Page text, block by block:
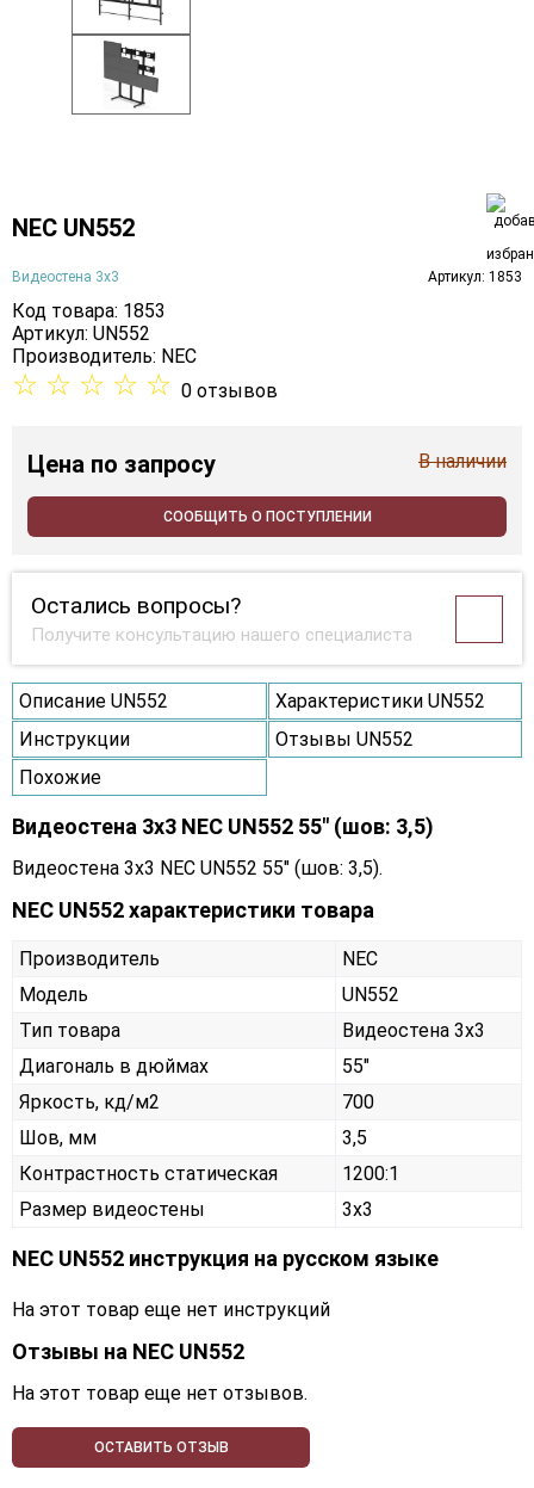
NEC UN552
Видеостена 3х3 Артикул: 1853
Код товара: 1853
Артикул: UN552
Производитель: NEC
☆ ☆ ☆ ☆ ☆ 0 отзывов
Цена по запросу В наличии
СООБЩИТЬ О ПОСТУПЛЕНИИ
Остались вопросы?
Получите консультацию нашего специалиста
Описание UN552
Характеристики UN552
Инструкции
Отзывы UN552
Похожие
Видеостена 3x3 NEC UN552 55" (шов: 3,5)
Видеостена 3x3 NEC UN552 55" (шов: 3,5).
NEC UN552 характеристики товара
Производитель
NEC
Модель
UN552
Тип товара
Видеостена 3х3
Диагональ в дюймах
55"
Яркость, кд/м2
700
Шов, мм
3,5
Контрастность статическая
1200:1
Размер видеостены
3x3
NEC UN552 инструкция на русском языке
На этот товар еще нет инструкций
Отзывы на NEC UN552
На этот товар еще нет отзывов.
ОСТАВИТЬ ОТЗЫВ